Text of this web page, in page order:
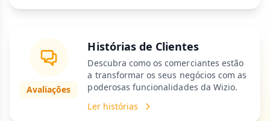
Avaliações
Histórias de Clientes
Descubra como os comerciantes estão
a transformar os seus negócios com as
poderosas funcionalidades da Wizio.
Ler histórias